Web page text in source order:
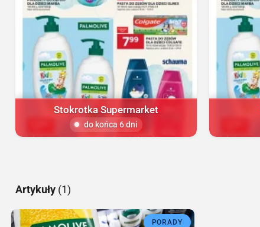
Stokrotka Supermarket
do końca 6 dni
Artykuły (1)
PORADY